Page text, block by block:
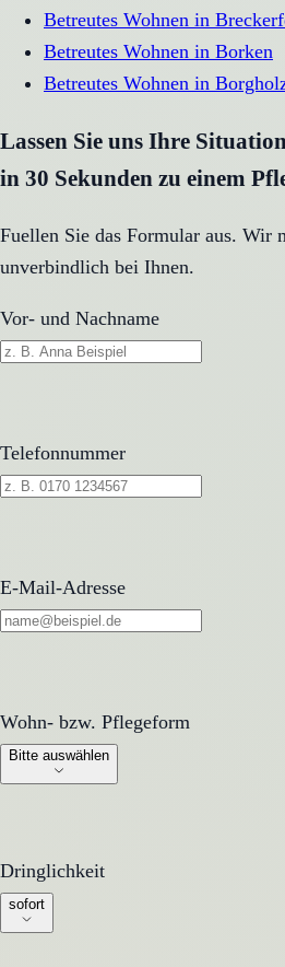
Betreutes Wohnen in
Betreutes Wohnen in Borken
Betreutes Wohnen in
Lassen Sie uns Ihre
in 30 Sekunden zu einem
Fuellen Sie das Formular aus. Wir
unverbindlich bei Ihnen.
Vor- und Nachname
Telefonnummer
E-Mail-Adresse
Wohn- bzw. Pflegeform
Wohn- bzw. Pflegeform
Bitte auswählen
Dringlichkeit
Dringlichkeit
sofort